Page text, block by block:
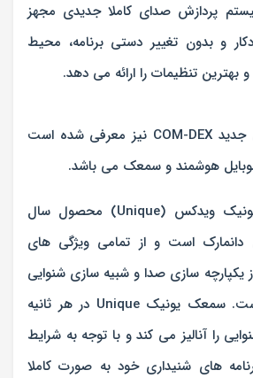
پردازش صدای کاملا جدیدی مجهز
و بدون تغییر دستی برنامه، محیط
و بهترین تنظیمات را ارائه می دهد.
در نهایت لوازم جانبی جدید COM-DEX نیز معرفی شده است
هوشمند و سمعک می باشد.
سمعک فراهوشمند یونیک ویدکس (Unique) محصول سال
دانمارک است و از تمامی ویژگی های
یکپارچه سازی صدا و شبیه سازی شنوایی
دو گوشی برخوردار است. سمعک یونیک Unique در هر ثانیه
را آنالیز می کند و با توجه به شرایط
های شنیداری خود به صورت کاملا